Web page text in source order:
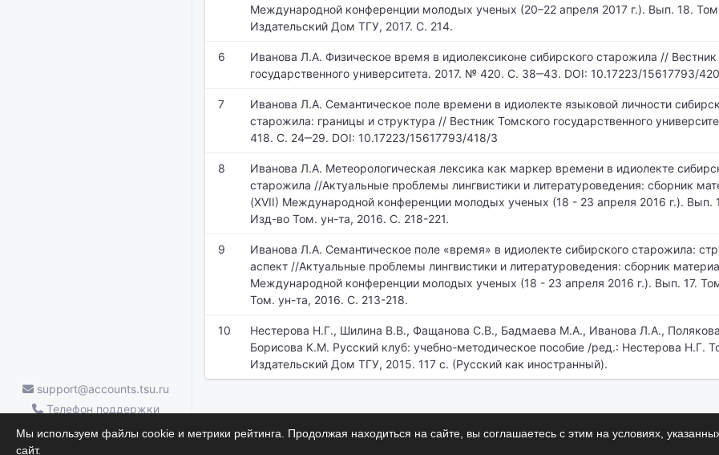
support@accounts.tsu.ru
Телефон поддержки
Научные достижения
Международной конференции молодых ученых (20–22 апреля 2017 г.). Вып. 18.
Издательский Дом ТГУ, 2017. С. 214.
6
Иванова Л.А. Физическое время в идиолексиконе сибирского старожила //
государственного университета. 2017. № 420. С. 38‒43. DOI: 10.17223/15617793/
7
Иванова Л.А. Семантическое поле времени в идиолекте языковой личности
старожила: границы и структура // Вестник Томского государственного
418. С. 24‒29. DOI: 10.17223/15617793/418/3
8
Иванова Л.А. Метеорологическая лексика как маркер времени в идиолекте
старожила //Актуальные проблемы лингвистики и литературоведения: сборник
(XVII) Международной конференции молодых ученых (18 - 23 апреля 2016 г.). Вып.
Изд-во Том. ун-та, 2016. С. 218-221.
9
Иванова Л.А. Семантическое поле «время» в идиолекте сибирского старожила:
аспект //Актуальные проблемы лингвистики и литературоведения: сборник
Международной конференции молодых ученых (18 - 23 апреля 2016 г.). Вып. 17.
Том. ун-та, 2016. С. 213-218.
10
Нестерова Н.Г., Шилина В.В., Фащанова С.В., Бадмаева М.А., Иванова Л.А.,
Борисова К.М. Русский клуб: учебно-методическое пособие /ред.: Нестерова Н.Г.
Издательский Дом ТГУ, 2015. 117 с. (Русский как иностранный).
Мы используем файлы cookie и метрики рейтинга. Продолжая находиться на сайте, вы соглашаетесь с этим на условиях,
сайт.